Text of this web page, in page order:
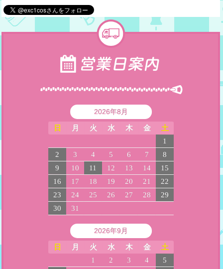
2026年8月
日 月 火 水 木 金 土
1
2
3 4 5 6 7
8
9
10 11 12 13 14
15
16
17 18 19 20 21 22
23 24 25 26 27 28 29
30 31
2026年9月
日 月 火 水 木 金 土
1 2 3 4
5